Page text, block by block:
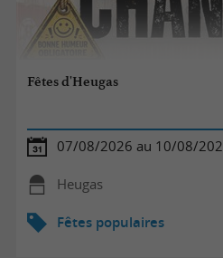
Fêtes d'Heugas
07/08/2026 au 10/08/
Heugas
Fêtes populaires